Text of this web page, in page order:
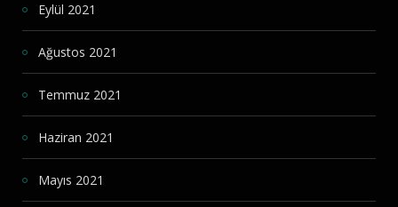
Eylül 2021
Ağustos 2021
Temmuz 2021
Haziran 2021
Mayıs 2021